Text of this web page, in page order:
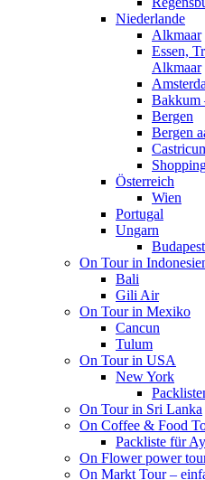
Niederlande
Alkmaar
Essen,
Alkmaar
Bakkum
Bergen
Bergen
Österreich
Wien
Portugal
Ungarn
Budapest
On Tour in
Bali
Gili Air
On Tour in Mexiko
Cancun
Tulum
On Tour in USA
New York
On Tour in Sri Lanka
On Coffee & Food
Packliste für
On Flower power
On Markt Tour –